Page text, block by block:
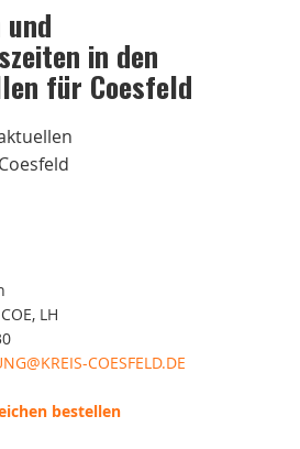
in den
für Coesfeld
LH
COESFELD.DE
bestellen